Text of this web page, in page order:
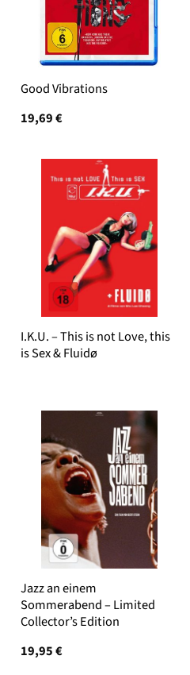
Good Vibrations
19,69€
I.K.U. – This is not Love, this
is Sex & Fluidø
Jazz an einem
Sommerabend – Limited
Collector’s Edition
19,95€